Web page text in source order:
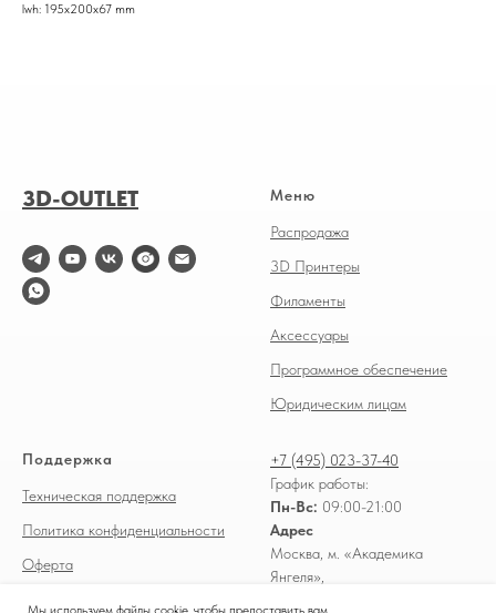
Мы используем файлы cookie, чтобы предоставить вам
lwh: 195x200x67 mm
3D-OUTLET Меню
Распродажа
3D Принтеры
Филаменты
Аксессуары
Программное обеспечение
Юридическим лицам
Поддержка
Техническая поддержка
Политика конфиденциальности
Оферта
+7 (495) 023-37-40
График работы:
Пн-Вс: 09:00-21:00
Адрес
Москва, м. «Академика
Янгеля»,